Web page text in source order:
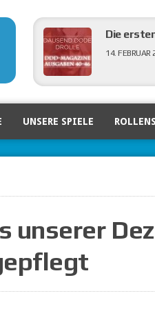
Die
14. FEBRUAR
Ein Blick
3. FEBRUAR
UNSERE SPIELE
unserer